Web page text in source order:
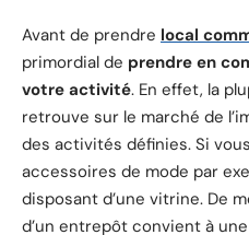
Avant de prendre local
primordial de prendre en
votre activité. En effet, la
retrouve sur le marché de
des activités définies. Si
accessoires de mode par
disposant d’une vitrine. De
d’un entrepôt convient à